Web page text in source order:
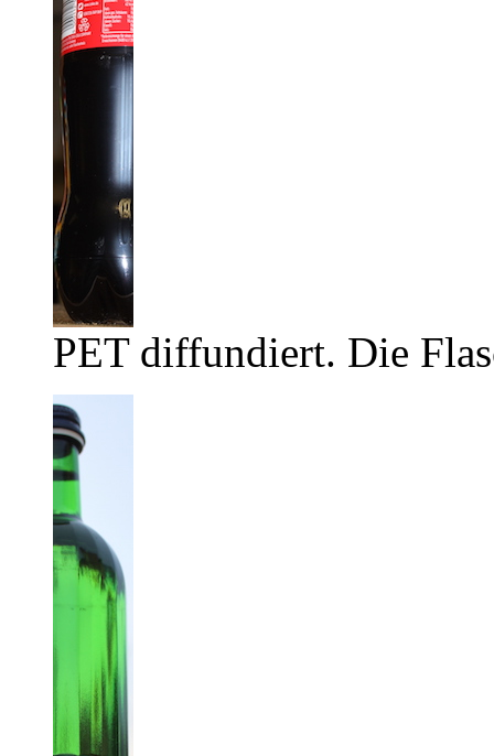
PET diffundiert. Die